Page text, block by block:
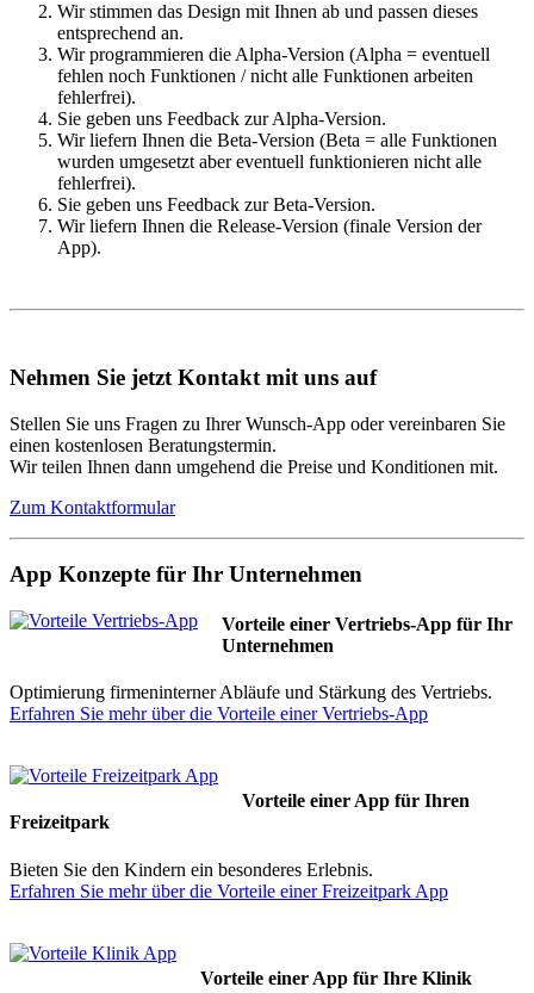
Wir stimmen das Design mit Ihnen ab und passen dieses
entsprechend an.
Wir programmieren die Alpha-Version (Alpha = eventuell
fehlen noch Funktionen / nicht alle Funktionen arbeiten
fehlerfrei).
Sie geben uns Feedback zur Alpha-Version.
Wir liefern Ihnen die Beta-Version (Beta = alle Funktionen
wurden umgesetzt aber eventuell funktionieren nicht alle
fehlerfrei).
Sie geben uns Feedback zur Beta-Version.
Wir liefern Ihnen die Release-Version (finale Version der
App).
Nehmen Sie jetzt Kontakt mit uns auf
Stellen Sie uns Fragen zu Ihrer Wunsch-App oder vereinbaren Sie
einen kostenlosen Beratungstermin.
Wir teilen Ihnen dann umgehend die Preise und Konditionen mit.
Zum Kontaktformular
App Konzepte für Ihr Unternehmen
Vorteile einer Vertriebs-App für Ihr
Unternehmen
Optimierung firmeninterner Abläufe und Stärkung des Vertriebs.
Erfahren Sie mehr über die Vorteile einer Vertriebs-App
Vorteile einer App für Ihren
Freizeitpark
Bieten Sie den Kindern ein besonderes Erlebnis.
Erfahren Sie mehr über die Vorteile einer Freizeitpark App
Vorteile einer App für Ihre Klinik